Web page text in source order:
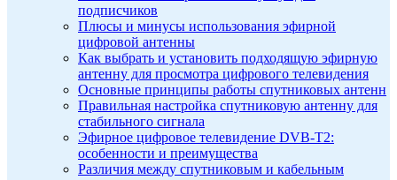
подписчиков
Плюсы и минусы использования эфирной
цифровой антенны
Как выбрать и установить подходящую эфирную
антенну для просмотра цифрового телевидения
Основные принципы работы спутниковых антенн
Правильная настройка спутниковую антенну для
стабильного сигнала
Эфирное цифровое телевидение DVB-T2:
особенности и преимущества
Различия между спутниковым и кабельным